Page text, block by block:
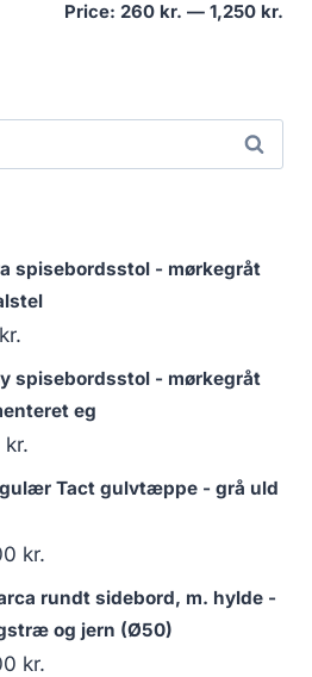
Price: 260 kr. — 1,250 kr.
Search
spisebordsstol - mørkegråt
kr.
spisebordsstol - mørkegråt
eg
kr.
Tact gulvtæppe - grå uld
kr.
rundt sidebord, m. hylde -
og jern (Ø50)
kr.